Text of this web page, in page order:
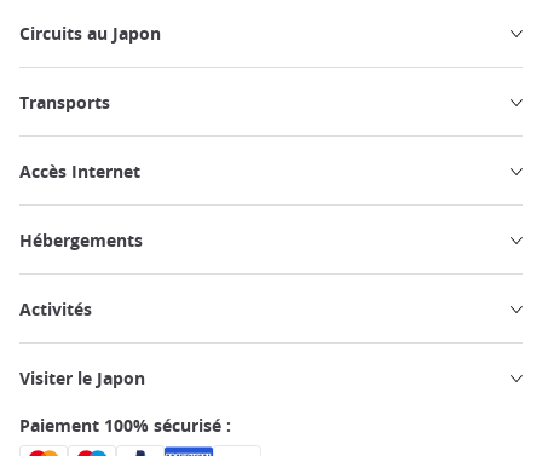
Circuits au Japon
Transports
Accès Internet
Hébergements
Activités
Visiter le Japon
Paiement 100% sécurisé :